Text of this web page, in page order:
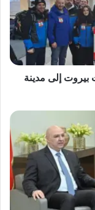
بيروت إلى مدينة